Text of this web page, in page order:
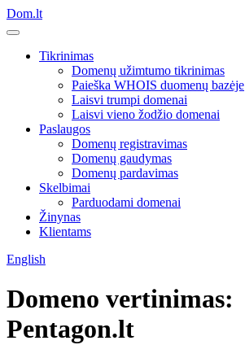
Dom.lt
Tikrinimas
Domenų užimtumo tikrinimas
Paieška WHOIS duomenų bazėje
Laisvi trumpi domenai
Laisvi vieno žodžio domenai
Paslaugos
Domenų registravimas
Domenų gaudymas
Domenų pardavimas
Skelbimai
Parduodami domenai
Žinynas
Klientams
English
Domeno vertinimas:
Pentagon.lt